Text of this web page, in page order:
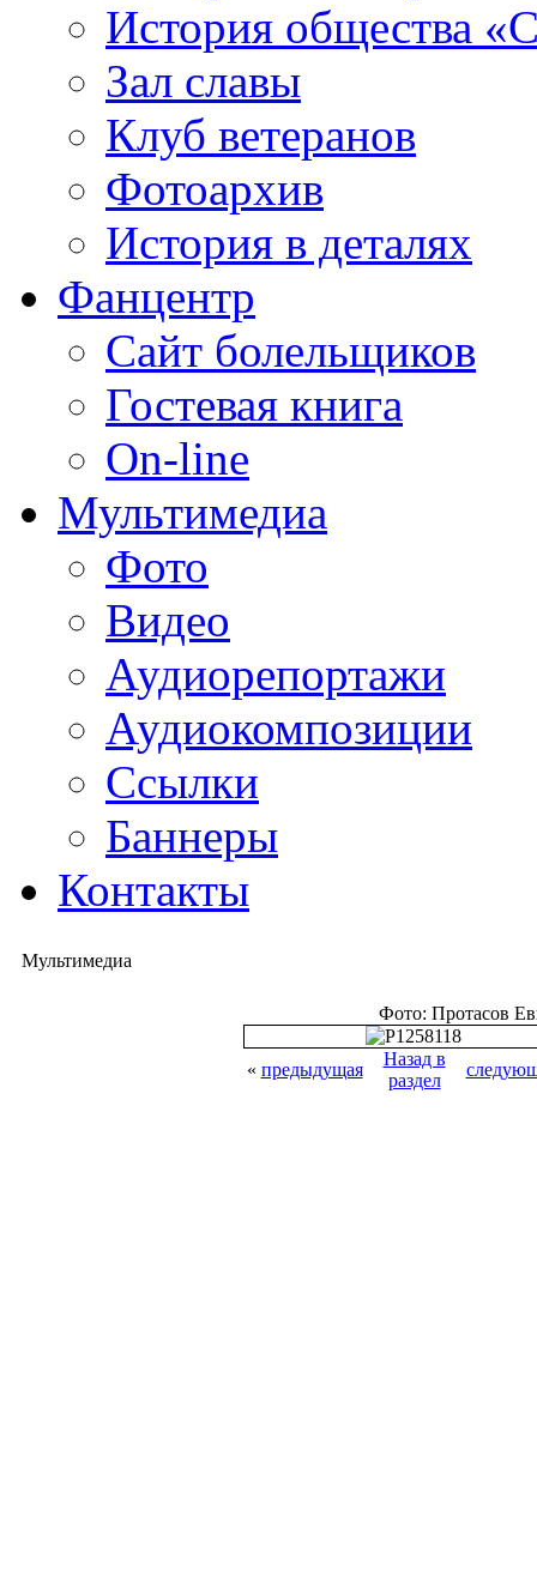
История общества
Зал славы
Клуб ветеранов
Фотоархив
История в деталях
Фанцентр
Сайт болельщиков
Гостевая книга
On-line
Мультимедиа
Фото
Видео
Аудиорепортажи
Аудиокомпозиции
Ссылки
Баннеры
Контакты
Мультимедиа
Фото: Протасов
« предыдущая
Назад в
раздел